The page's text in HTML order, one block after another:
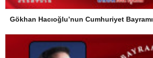
Gökhan Hacıoğlu’nun Cumhuriyet Bayramı